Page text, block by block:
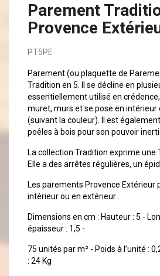
Parement
Provence
PT5PE
Parement (ou plaquette de
Tradition en 5. Il se décline en
essentiellement utilisé en
muret, murs et se pose en intérieur
(suivant la couleur). Il est
poêles à bois pour son pouvoir
La collection Tradition exprime une
Elle a des arrêtes régulières, un
Les parements Provence Extérieur
intérieur ou en extérieur .
Dimensions en cm : Hauteur : 5 -
épaisseur : 1,5 -
75 unités par m² - Poids à l’unité :
: 24 Kg